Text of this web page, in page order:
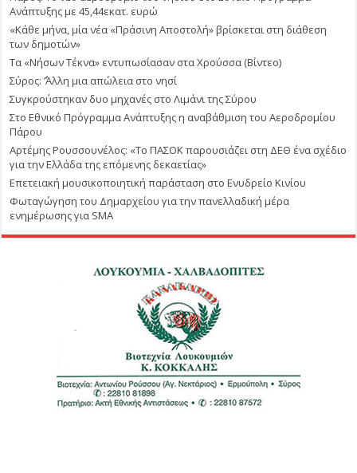
Ανάπτυξης με 45,44εκατ. ευρώ
«Κάθε μήνα, μία νέα «Πράσινη Αποστολή» βρίσκεται στη διάθεση
των δημοτών»
Τα «Νήσων Τέκνα» εντυπωσίασαν στα Χρούσσα (Βίντεο)
Σύρος: ΄’Άλλη μια απώλεια στο νησί
Συγκρούστηκαν δυο μηχανές στο Λιμάνι της Σύρου
Στο Εθνικό Πρόγραμμα Ανάπτυξης η αναβάθμιση του Αεροδρομίου
Πάρου
Αρτέμης Ρουσσουνέλος: «Το ΠΑΣΟΚ παρουσιάζει στη ΔΕΘ ένα σχέδιο
για την Ελλάδα της επόμενης δεκαετίας»
Επετειακή μουσικοποιητική παράσταση στο Ενυδρείο Κινίου
Φωταγώγηση του Δημαρχείου για την πανελλαδική μέρα
ενημέρωσης για SMA